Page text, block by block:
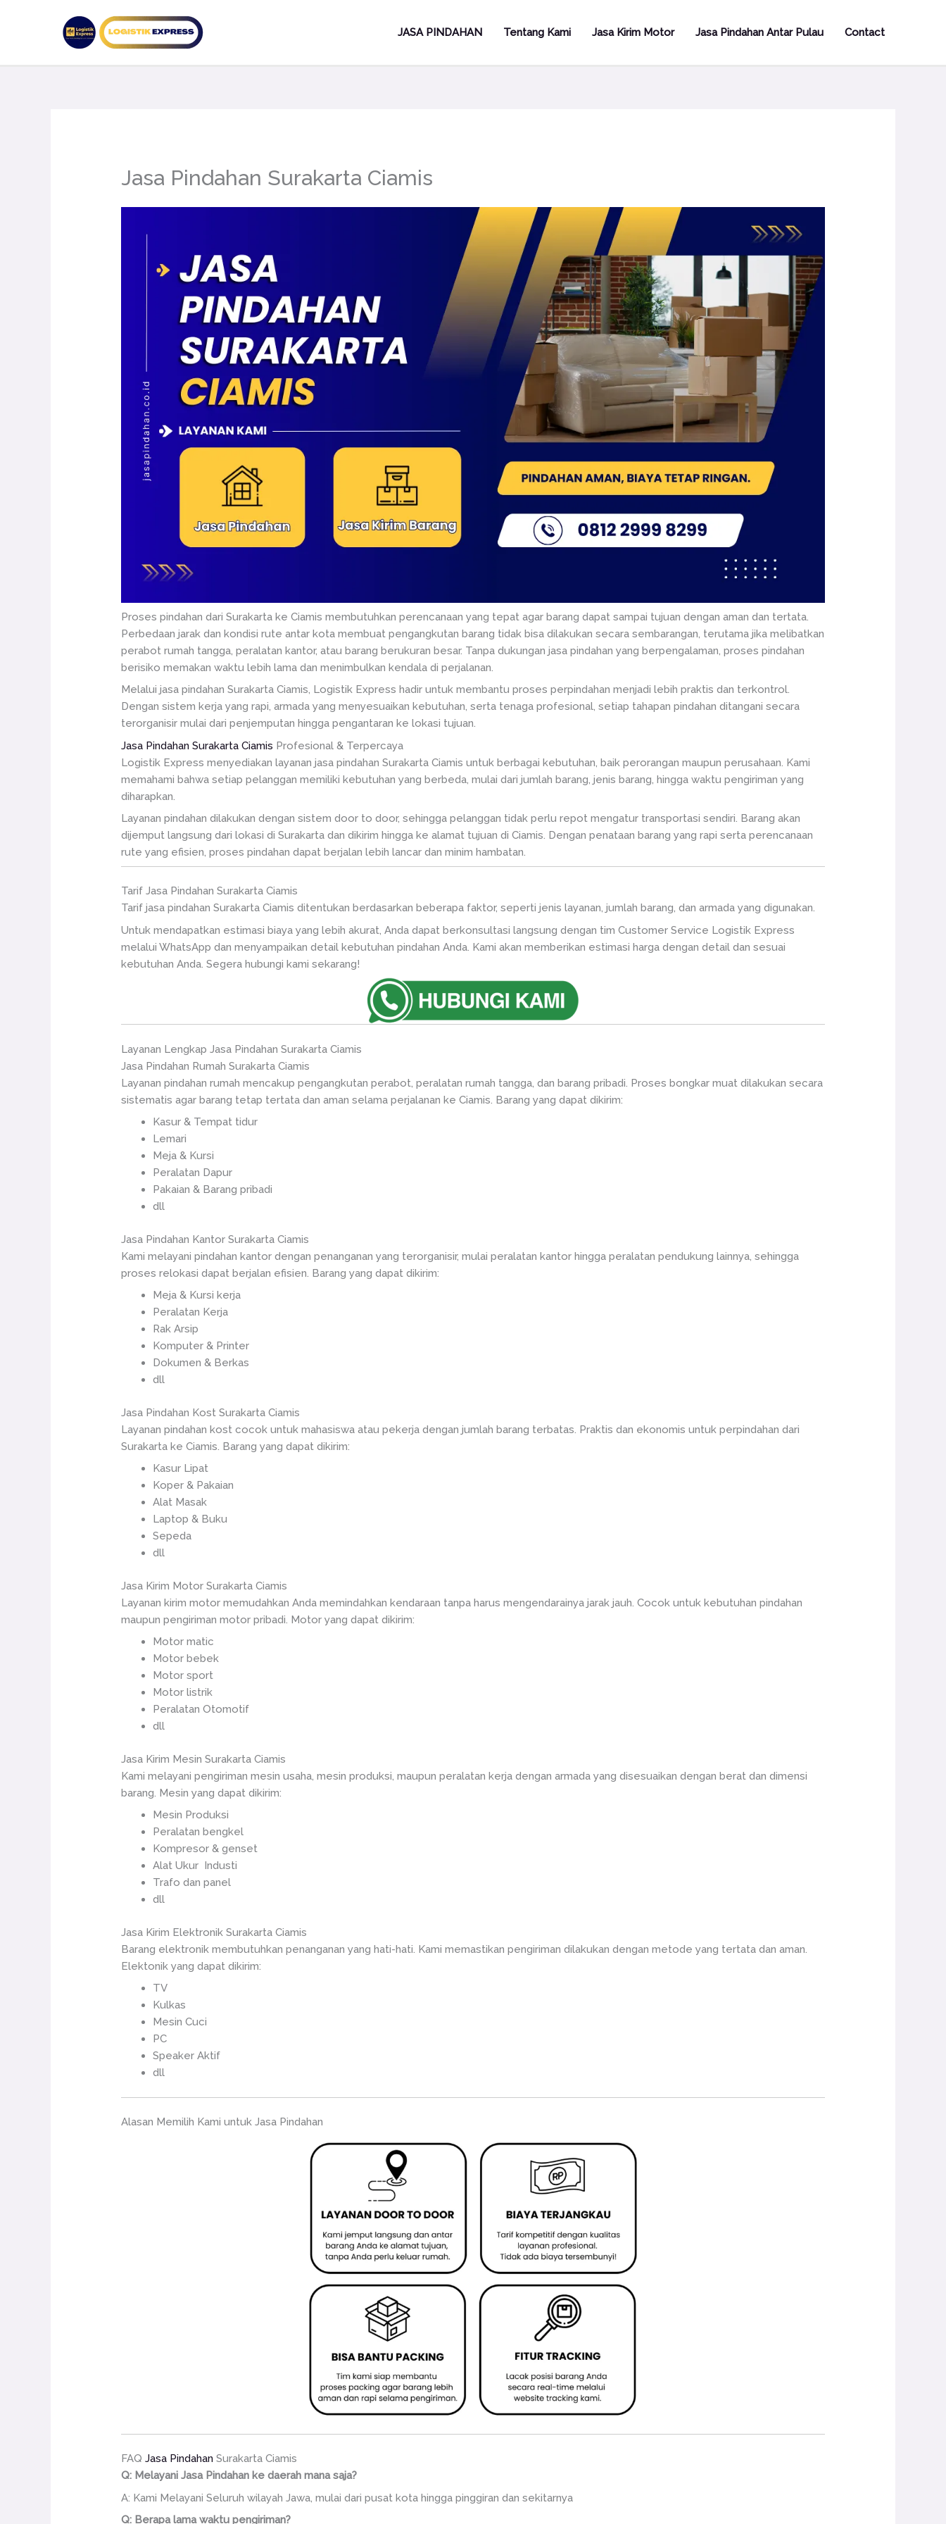
JASA PINDAHAN Tentang Kami Jasa Kirim Motor Jasa Pindahan Antar Pulau Contact
Jasa Pindahan Surakarta Ciamis
Proses pindahan dari Surakarta ke Ciamis membutuhkan perencanaan yang tepat agar barang dapat sampai tujuan dengan aman dan tertata.
Perbedaan jarak dan kondisi rute antar kota membuat pengangkutan barang tidak bisa dilakukan secara sembarangan, terutama jika melibatkan
perabot rumah tangga, peralatan kantor, atau barang berukuran besar. Tanpa dukungan jasa pindahan yang berpengalaman, proses pindahan
berisiko memakan waktu lebih lama dan menimbulkan kendala di perjalanan.
Melalui jasa pindahan Surakarta Ciamis, Logistik Express hadir untuk membantu proses perpindahan menjadi lebih praktis dan terkontrol.
Dengan sistem kerja yang rapi, armada yang menyesuaikan kebutuhan, serta tenaga profesional, setiap tahapan pindahan ditangani secara
terorganisir mulai dari penjemputan hingga pengantaran ke lokasi tujuan.
Jasa Pindahan Surakarta Ciamis Profesional & Terpercaya
Logistik Express menyediakan layanan jasa pindahan Surakarta Ciamis untuk berbagai kebutuhan, baik perorangan maupun perusahaan. Kami
memahami bahwa setiap pelanggan memiliki kebutuhan yang berbeda, mulai dari jumlah barang, jenis barang, hingga waktu pengiriman yang
diharapkan.
Layanan pindahan dilakukan dengan sistem door to door, sehingga pelanggan tidak perlu repot mengatur transportasi sendiri. Barang akan
dijemput langsung dari lokasi di Surakarta dan dikirim hingga ke alamat tujuan di Ciamis. Dengan penataan barang yang rapi serta perencanaan
rute yang efisien, proses pindahan dapat berjalan lebih lancar dan minim hambatan.
Tarif Jasa Pindahan Surakarta Ciamis
Tarif jasa pindahan Surakarta Ciamis ditentukan berdasarkan beberapa faktor, seperti jenis layanan, jumlah barang, dan armada yang digunakan.
Untuk mendapatkan estimasi biaya yang lebih akurat, Anda dapat berkonsultasi langsung dengan tim Customer Service Logistik Express
melalui WhatsApp dan menyampaikan detail kebutuhan pindahan Anda. Kami akan memberikan estimasi harga dengan detail dan sesuai
kebutuhan Anda. Segera hubungi kami sekarang!
Layanan Lengkap Jasa Pindahan Surakarta Ciamis
Jasa Pindahan Rumah Surakarta Ciamis
Layanan pindahan rumah mencakup pengangkutan perabot, peralatan rumah tangga, dan barang pribadi. Proses bongkar muat dilakukan secara
sistematis agar barang tetap tertata dan aman selama perjalanan ke Ciamis. Barang yang dapat dikirim:
Kasur & Tempat tidur
Lemari
Meja & Kursi
Peralatan Dapur
Pakaian & Barang pribadi
dll
Jasa Pindahan Kantor Surakarta Ciamis
Kami melayani pindahan kantor dengan penanganan yang terorganisir, mulai peralatan kantor hingga peralatan pendukung lainnya, sehingga
proses relokasi dapat berjalan efisien. Barang yang dapat dikirim:
Meja & Kursi kerja
Peralatan Kerja
Rak Arsip
Komputer & Printer
Dokumen & Berkas
dll
Jasa Pindahan Kost Surakarta Ciamis
Layanan pindahan kost cocok untuk mahasiswa atau pekerja dengan jumlah barang terbatas. Praktis dan ekonomis untuk perpindahan dari
Surakarta ke Ciamis. Barang yang dapat dikirim:
Kasur Lipat
Koper & Pakaian
Alat Masak
Laptop & Buku
Sepeda
dll
Jasa Kirim Motor Surakarta Ciamis
Layanan kirim motor memudahkan Anda memindahkan kendaraan tanpa harus mengendarainya jarak jauh. Cocok untuk kebutuhan pindahan
maupun pengiriman motor pribadi. Motor yang dapat dikirim:
Motor matic
Motor bebek
Motor sport
Motor listrik
Peralatan Otomotif
dll
Jasa Kirim Mesin Surakarta Ciamis
Kami melayani pengiriman mesin usaha, mesin produksi, maupun peralatan kerja dengan armada yang disesuaikan dengan berat dan dimensi
barang. Mesin yang dapat dikirim:
Mesin Produksi
Peralatan bengkel
Kompresor & genset
Alat Ukur Industi
Trafo dan panel
dll
Jasa Kirim Elektronik Surakarta Ciamis
Barang elektronik membutuhkan penanganan yang hati-hati. Kami memastikan pengiriman dilakukan dengan metode yang tertata dan aman.
Elektonik yang dapat dikirim:
TV
Kulkas
Mesin Cuci
PC
Speaker Aktif
dll
Alasan Memilih Kami untuk Jasa Pindahan
FAQJasa Pindahan Surakarta Ciamis
Q: Melayani Jasa Pindahan ke daerah mana saja?
A: Kami Melayani Seluruh wilayah Jawa, mulai dari pusat kota hingga pinggiran dan sekitarnya
Q: Berapa lama waktu pengiriman?